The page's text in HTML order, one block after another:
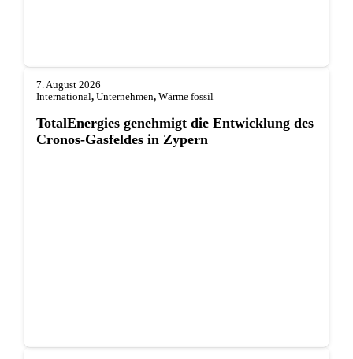
7. August 2026
International, Unternehmen, Wärme fossil
TotalEnergies genehmigt die Entwicklung des
Cronos-Gasfeldes in Zypern